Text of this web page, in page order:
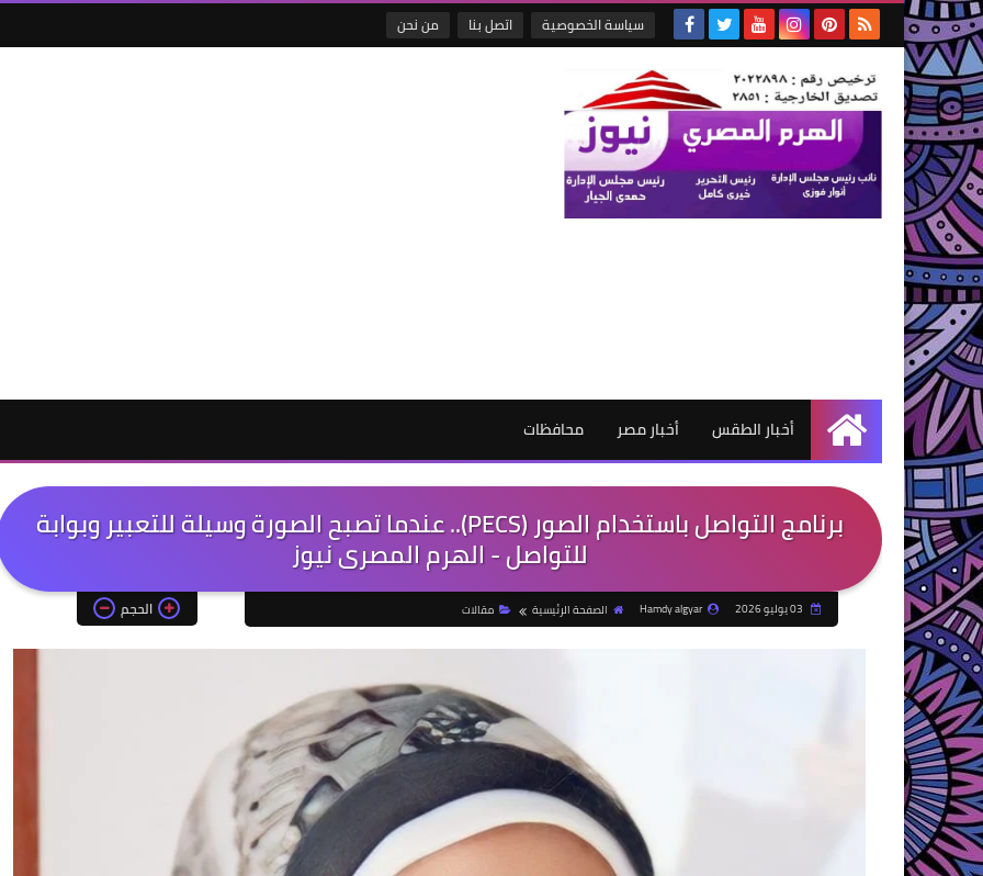
سياسة الخصوصية اتصل بنا من نحن
الرئيسية
أخبار الطقس أخبار مصر محافظات
برنامج التواصل باستخدام الصور (PECS).. عندما تصبح الصورة وسيلة للتعبير وبوابة
للتواصل - الهرم المصرى نيوز
Hamdy algyar الصفحة الرئيسية مقالات الحجم